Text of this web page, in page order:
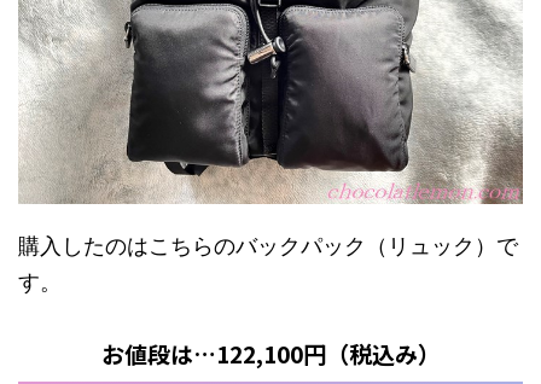
購入したのはこちらのバックパック（リュック）で
す。
お値段は…122,100円（税込み）